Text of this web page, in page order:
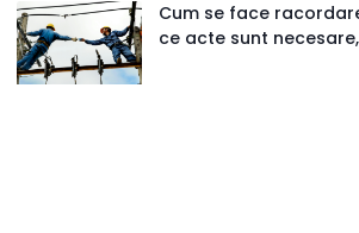
Cum se face
ce acte sunt